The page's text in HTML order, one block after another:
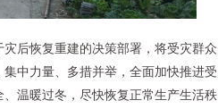
后恢复重建的决策部署，将受灾群
中力量、多措并举，全面加快推进
温暖过冬，尽快恢复正常生产生活秩